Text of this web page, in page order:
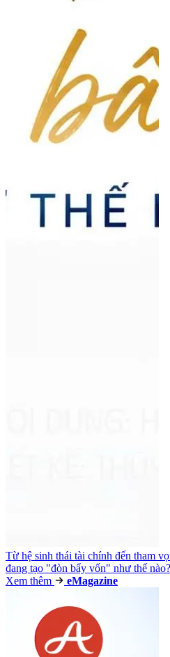
Từ hệ sinh thái tài chính đến tham
đang tạo "đòn bẩy vốn" như thế nào?
Xem thêm
eMagazine